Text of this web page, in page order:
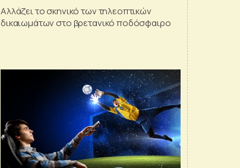
Αλλάζει το σκηνικό των τηλεοπτικών
δικαιωμάτων στο βρετανικό ποδόσφαιρο